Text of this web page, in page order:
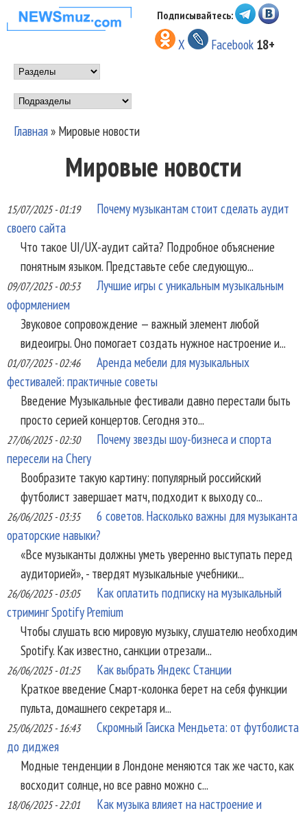
Перейти к основному
содержанию
НОВОСТИ
МУЗЫКИ И
ШОУ БИЗНЕСА
NEWSMUZ.COM
Подписывайтесь:
X Facebook 18+
Main menu
Подразделы
Вы здесь
Главная» Мировые новости
Мировые новости
15/07/2025 - 01:19
Почему музыкантам стоит сделать аудит
своего сайта
Что такое UI/UX-аудит сайта? Подробное объяснение
понятным языком. Представьте себе следующую...
09/07/2025 - 00:53
Лучшие игры с уникальным музыкальным
оформлением
Звуковое сопровождение — важный элемент любой
видеоигры. Оно помогает создать нужное настроение и...
01/07/2025 - 02:46
Аренда мебели для музыкальных
фестивалей: практичные советы
Введение Музыкальные фестивали давно перестали быть
просто серией концертов. Сегодня это...
27/06/2025 - 02:30
Почему звезды шоу-бизнеса и спорта
пересели на Chery
Вообразите такую картину: популярный российский
футболист завершает матч, подходит к выходу со...
26/06/2025 - 03:35
6 советов. Насколько важны для музыканта
ораторские навыки?
«Все музыканты должны уметь уверенно выступать перед
аудиторией», - твердят музыкальные учебники...
26/06/2025 - 03:05
Как оплатить подписку на музыкальный
стриминг Spotify Premium
Чтобы слушать всю мировую музыку, слушателю необходим
Spotify. Как известно, санкции отрезали...
26/06/2025 - 01:25
Как выбрать Яндекс Станции
Краткое введение Смарт-колонка берет на себя функции
пульта, домашнего секретаря и...
25/06/2025 - 16:43
Скромный Гаиска Мендьета: от футболиста
до диджея
Модные тенденции в Лондоне меняются так же часто, как
восходит солнце, но все равно можно с...
18/06/2025 - 22:01
Как музыка влияет на настроение и